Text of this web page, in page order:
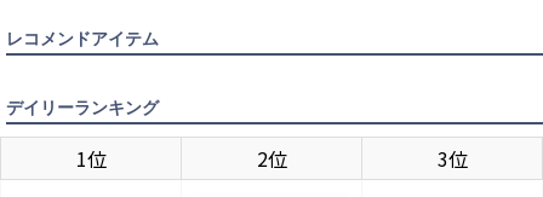
8（26㎝）
8.5（26.5
カートに入れる
レコメンドアイテム
デイリーランキング
1位 2位 3位